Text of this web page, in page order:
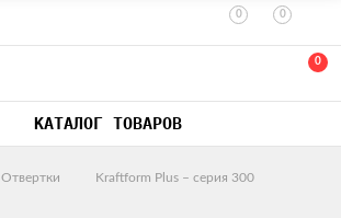
0 0
0
КАТАЛОГ ТОВАРОВ
Отвертки Kraftform Plus – серия 300